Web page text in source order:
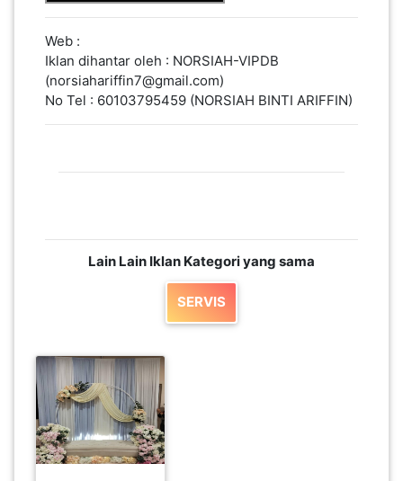
Web :
Iklan dihantar oleh : NORSIAH-VIPDB
(norsiahariffin7@gmail.com)
No Tel : 60103795459 (NORSIAH BINTI ARIFFIN)
Lain Lain Iklan Kategori yang sama
SERVIS
KEDAH(13)
SARAWAK(2)
MELAKA(53)
PENANG(2)